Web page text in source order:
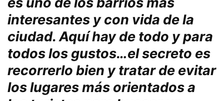
interesantes y con vida de la
ciudad. Aquí­ hay de todo y para
todos los gustos…el secreto es
recorrerlo bien y tratar de evitar
los lugares más orientados a